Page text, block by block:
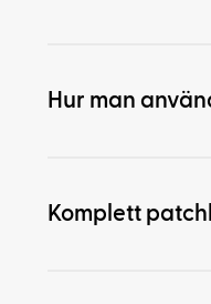
Hur man
Komplett